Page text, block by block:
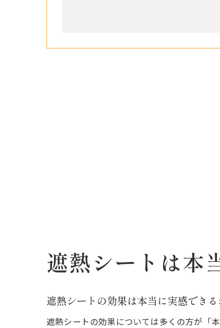
遮熱シートは本
遮熱シートの効果は本当に実感できる
遮熱シートの効果については多くの方が「